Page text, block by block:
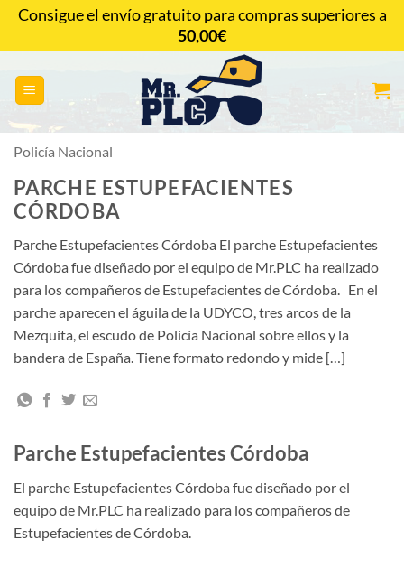
Saltar
contenido
CONTACTAR
Policía Nacional
PARCHE ESTUPEFACIENTES
CÓRDOBA
Parche Estupefacientes Córdoba El parche Estupefacientes
Córdoba fue diseñado por el equipo de Mr.PLC ha realizado
para los compañeros de Estupefacientes de Córdoba. En el
parche aparecen el águila de la UDYCO, tres arcos de la
Mezquita, el escudo de Policía Nacional sobre ellos y la
bandera de España. Tiene formato redondo y mide […]
Parche Estupefacientes Córdoba
El parche Estupefacientes Córdoba fue diseñado por el
equipo de Mr.PLC ha realizado para los compañeros de
Estupefacientes de Córdoba.
Consigue el envío gratuito para compras superiores a
50,00€